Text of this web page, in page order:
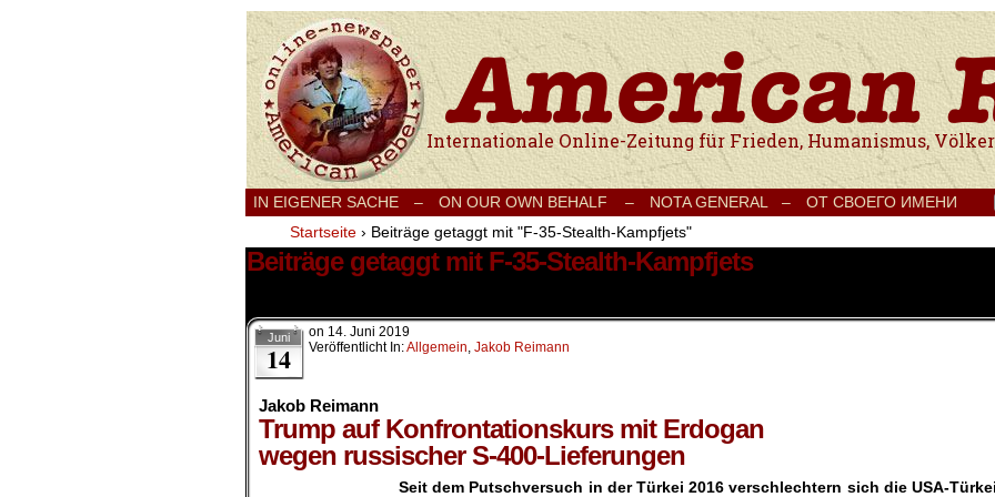
Internationale Onlinezeitung für Frieden, Humanismus, Völkerverständigung und
IN EIGENER SACHE – ON OUR OWN BEHALF – NOTA GENERAL – ОТ СВОЕГО ИМЕНИ
Startseite › Beiträge getaggt mit "F-35-Stealth-Kampfjets"
Beiträge getaggt mit F-35-Stealth-Kampfjets
Juni
14
on 14. Juni 2019
Veröffentlicht In:Allgemein, Jakob Reimann
Jakob Reimann
Trump auf Konfrontationskurs mit Erdogan
wegen russischer S-400-Lieferungen
Seit dem Putschversuch in der Türkei 2016 verschlechtern sich die USA-